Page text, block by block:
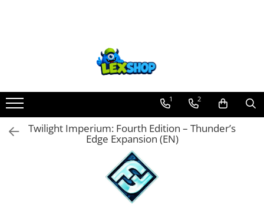
Board Games
Extensii boardgames
Card Games (jocuri cu carti)
Jocuri pentru toata familia
Party Games (jocuri de petrecere)
1 2
Twilight Imperium: Fourth Edition – Thunder’s
Edge Expansion (EN)